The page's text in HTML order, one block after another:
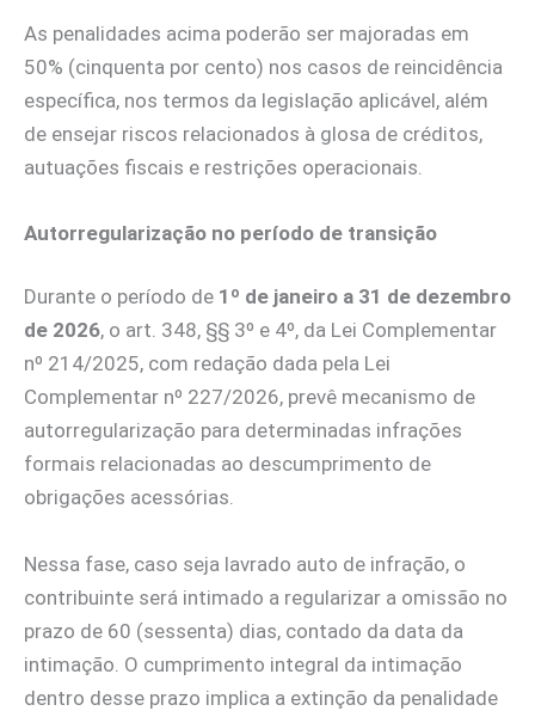
As penalidades acima poderão ser majoradas em
50% (cinquenta por cento) nos casos de reincidência
específica, nos termos da legislação aplicável, além
de ensejar riscos relacionados à glosa de créditos,
autuações fiscais e restrições operacionais.
Autorregularização no período de transição
Durante o período de 1º de janeiro a 31 de dezembro
de 2026, o art. 348, §§ 3º e 4º, da Lei Complementar
nº 214/2025, com redação dada pela Lei
Complementar nº 227/2026, prevê mecanismo de
autorregularização para determinadas infrações
formais relacionadas ao descumprimento de
obrigações acessórias.
Nessa fase, caso seja lavrado auto de infração, o
contribuinte será intimado a regularizar a omissão no
prazo de 60 (sessenta) dias, contado da data da
intimação. O cumprimento integral da intimação
dentro desse prazo implica a extinção da penalidade